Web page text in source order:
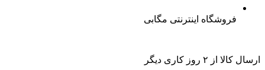
فروشگاه اینترنتی مگابی
ارسال کالا از ۲ روز کاری دیگر